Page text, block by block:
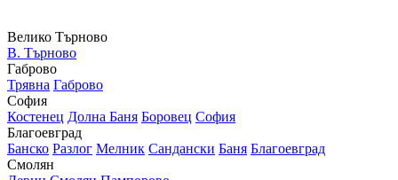
Велико Търново
В. Търново
Габрово
Трявна Габрово
София
Костенец Долна Баня Боровец София
Благоевград
Банско Разлог Мелник Сандански Баня Благоевград
Смолян